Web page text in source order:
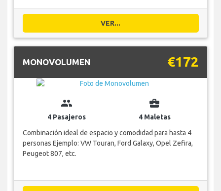
VER...
MONOVOLUMEN €172
group
4 Pasajeros
business_center
4 Maletas
Combinación ideal de espacio y comodidad para hasta 4
personas Ejemplo: VW Touran, Ford Galaxy, Opel Zefira,
Peugeot 807, etc.